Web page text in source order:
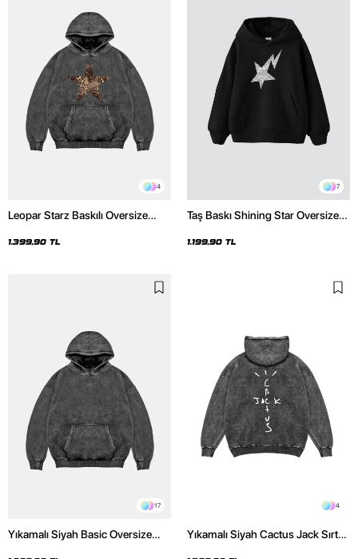
4
Leopar Starz Baskılı Oversize
Hoodie
1.399,90 TL
7
Taş Baskı Shining Star Oversize
1.199,90 TL
17
Yıkamalı Siyah Basic Oversize
4
Yıkamalı Siyah Cactus Jack Sırt